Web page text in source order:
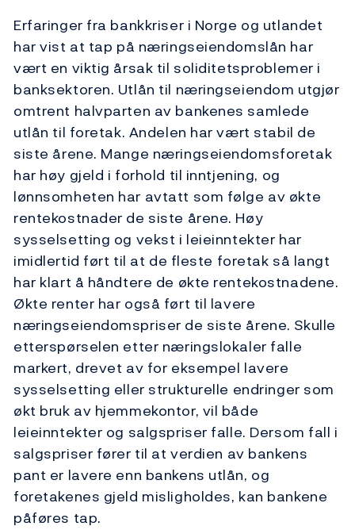
Erfaringer fra bankkriser i Norge og utlandet
har vist at tap på næringseiendomslån har
vært en viktig årsak til soliditetsproblemer i
banksektoren. Utlån til næringseiendom utgjør
omtrent halvparten av bankenes samlede
utlån til foretak. Andelen har vært stabil de
siste årene. Mange næringseiendomsforetak
har høy gjeld i forhold til inntjening, og
lønnsomheten har avtatt som følge av økte
rentekostnader de siste årene. Høy
sysselsetting og vekst i leieinntekter har
imidlertid ført til at de fleste foretak så langt
har klart å håndtere de økte rentekostnadene.
Økte renter har også ført til lavere
næringseiendomspriser de siste årene. Skulle
etterspørselen etter næringslokaler falle
markert, drevet av for eksempel lavere
sysselsetting eller strukturelle endringer som
økt bruk av hjemmekontor, vil både
leieinntekter og salgspriser falle. Dersom fall i
salgspriser fører til at verdien av bankens
pant er lavere enn bankens utlån, og
foretakenes gjeld misligholdes, kan bankene
påføres tap.